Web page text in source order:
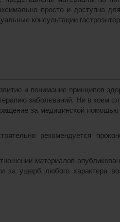
просто и доступна
консультации
и понимание принципов
заболеваний. Ни в коем
за медицинской
рекомендуется
материалов
за ущерб любого характера